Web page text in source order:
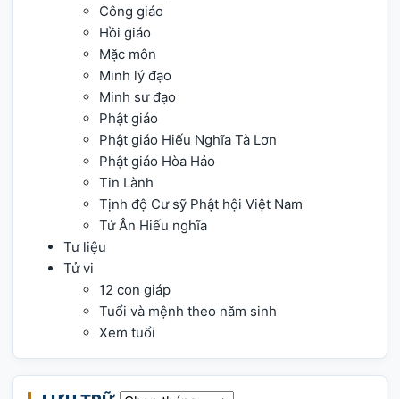
Công giáo
Hồi giáo
Mặc môn
Minh lý đạo
Minh sư đạo
Phật giáo
Phật giáo Hiếu Nghĩa Tà Lơn
Phật giáo Hòa Hảo
Tin Lành
Tịnh độ Cư sỹ Phật hội Việt Nam
Tứ Ân Hiếu nghĩa
Tư liệu
Tử vi
12 con giáp
Tuổi và mệnh theo năm sinh
Xem tuổi